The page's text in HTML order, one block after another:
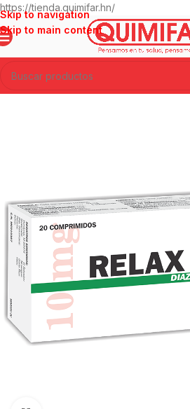
https://tienda.quimifar.hn/
Skip to navigation
Skip to main content